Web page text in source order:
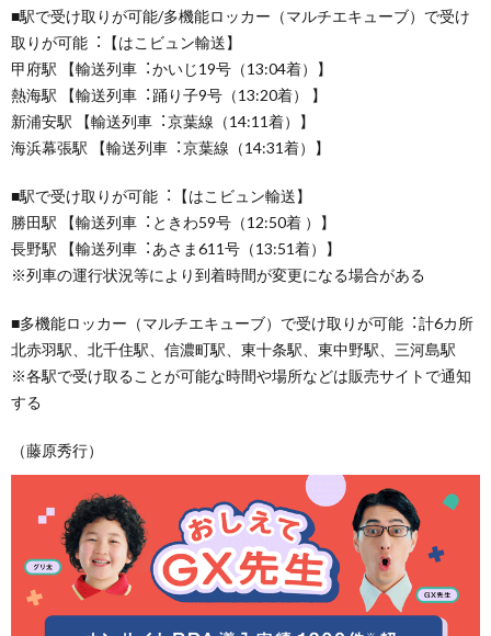
■駅で受け取りが可能/多機能ロッカー（マルチエキューブ）で受け
取りが可能︓【はこビュン輸送】
甲府駅 【輸送列車︓かいじ19号（13:04着）】
熱海駅 【輸送列車︓踊り子9号（13:20着） 】
新浦安駅 【輸送列車︓京葉線（14:11着）】
海浜幕張駅 【輸送列車︓京葉線（14:31着）】
■駅で受け取りが可能︓【はこビュン輸送】
勝田駅 【輸送列車︓ときわ59号（12:50着 ）】
長野駅 【輸送列車︓あさま611号（13:51着）】
※列車の運行状況等により到着時間が変更になる場合がある
■多機能ロッカー（マルチエキューブ）で受け取りが可能︓計6カ所
北赤羽駅、北千住駅、信濃町駅、東十条駅、東中野駅、三河島駅
※各駅で受け取ることが可能な時間や場所などは販売サイトで通知
する
（藤原秀行）